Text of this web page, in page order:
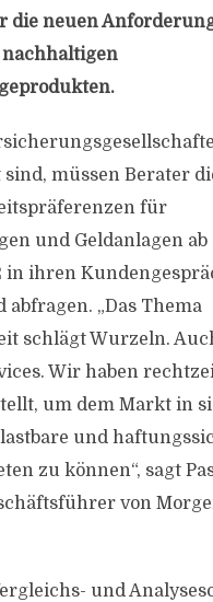
die neuen
müssen Berater
für
und Geldanlagen ab
in ihren
„Das Thema
schlägt Wurzeln.
Wir haben
um dem Markt in
und
zu können“, sagt
von
und